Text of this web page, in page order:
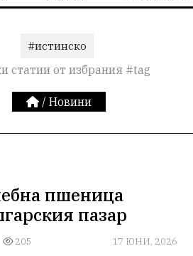
#истинско
статии от избрания #tag
/ Новини
пшеница
пазар
205 17 ЮНИ, 2026